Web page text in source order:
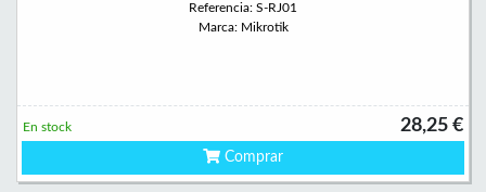
Referencia: S-RJ01
Marca: Mikrotik
28,25 €
En stock
Comprar